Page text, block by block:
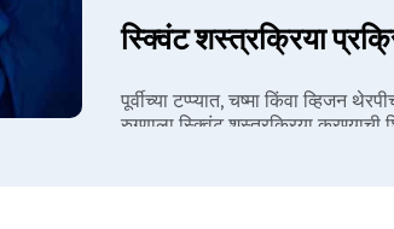
स्क्विंट शस्त्रक्रिया
पूर्वीच्या टप्प्यात, चष्मा किंवा व्हिजन
रुग्णाला स्क्विंट शस्त्रक्रिया करण्याची